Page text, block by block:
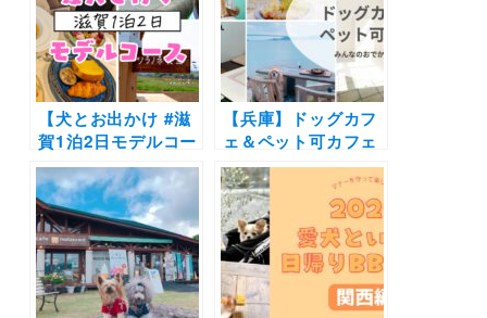
ェなど実際のおでか
けレポート写真付き
リア別に紹介します
♪
【犬とお出かけ #滋
賀1泊2日モデルコー
ス】愛犬と湖西の自
然とグルメを満喫す
る旅〜オーベルジュ
メソン～ソラノネ食
堂～メタセコイア並
木～Roz&Mary
Cafe
【兵庫】ドッグカフ
ェ＆ペット可カフェ
20選（実際のおでか
けレポ付き）｜神
戸・芦屋・姫路など
エリア別にまとめま
した！